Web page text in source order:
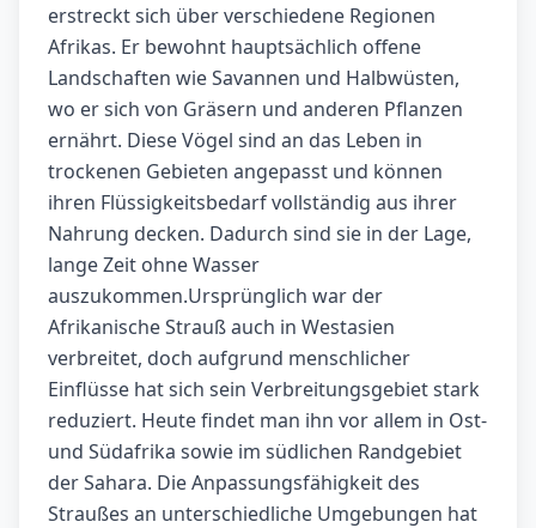
erstreckt sich über verschiedene Regionen
Afrikas. Er bewohnt hauptsächlich offene
Landschaften wie Savannen und Halbwüsten,
wo er sich von Gräsern und anderen Pflanzen
ernährt. Diese Vögel sind an das Leben in
trockenen Gebieten angepasst und können
ihren Flüssigkeitsbedarf vollständig aus ihrer
Nahrung decken. Dadurch sind sie in der Lage,
lange Zeit ohne Wasser
auszukommen.Ursprünglich war der
Afrikanische Strauß auch in Westasien
verbreitet, doch aufgrund menschlicher
Einflüsse hat sich sein Verbreitungsgebiet stark
reduziert. Heute findet man ihn vor allem in Ost-
und Südafrika sowie im südlichen Randgebiet
der Sahara. Die Anpassungsfähigkeit des
Straußes an unterschiedliche Umgebungen hat